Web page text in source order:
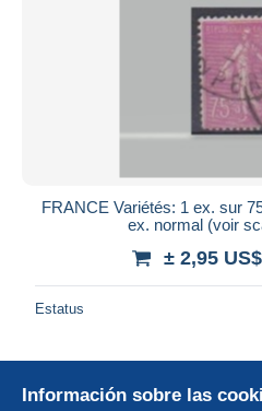
FRANCE Variétés: 1 ex. sur
ex. normal (voir
± 2,95 US$
Estatus
Información sobre las